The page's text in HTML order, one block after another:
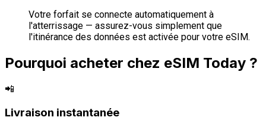
Votre forfait se connecte automatiquement à
l'atterrissage — assurez-vous simplement que
l'itinérance des données est activée pour votre eSIM.
Pourquoi acheter chez eSIM Today ?
📲
Livraison instantanée